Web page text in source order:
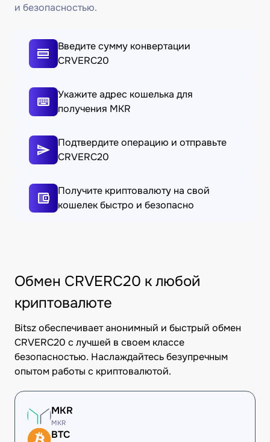
и безопасностью.
Введите сумму конвертации
CRVERC20
Укажите адрес кошелька для
получения MKR
Подтвердите операцию и отправьте
CRVERC20
Получите криптовалюту на свой
кошелек быстро и безопасно
Обмен CRVERC20 к любой
криптовалюте
Bitsz обеспечивает анонимный и быстрый обмен
CRVERC20 с лучшей в своем классе
безопасностью. Наслаждайтесь безупречным
опытом работы с криптовалютой.
MKR
MKR
BTC